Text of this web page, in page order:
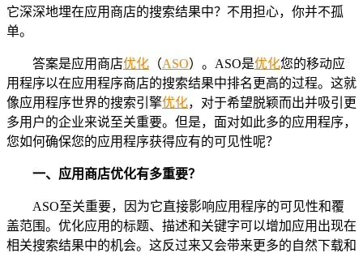
它深深地埋在应用商店的搜索结果中？不用担心，你并不孤
单。
答案是应用商店优化 （ASO）。ASO是优化您的移动应
用程序以在应用程序商店的搜索结果中排名更高的过程。这就
像应用程序世界的搜索引擎优化，对于希望脱颖而出并吸引更
多用户的企业来说至关重要。但是，面对如此多的应用程序，
您如何确保您的应用程序获得应有的可见性呢？
一、 应用商店优化有多重要？
ASO至关重要，因为它直接影响应用程序的可见性和覆
盖范围。优化应用的标题、描述和关键字可以增加应用出现在
相关搜索结果中的机会。这反过来又会带来更多的自然下载和